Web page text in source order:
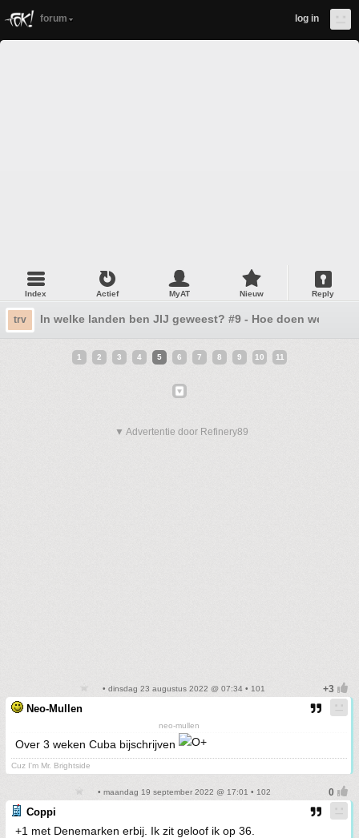
forum log in
Index Actief MyAT Nieuw Reply
trv In welke landen ben JIJ geweest? #9 - Hoe doen we dat
1 2 3 4 5 6 7 8 9 10 11
▼ Advertentie door Refinery89
• dinsdag 23 augustus 2022 @ 07:34 • 101
Neo-Mullen
neo-mullen
Over 3 weken Cuba bijschrijven
Cuz I'm Mr. Brightside
• maandag 19 september 2022 @ 17:01 • 102
Coppi
+1 met Denemarken erbij. Ik zit geloof ik op 36.